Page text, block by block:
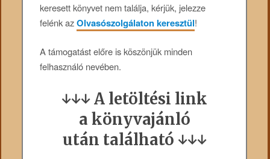
keresett könyvet nem találja, kérjük, jelezze
felénk azOlvasószolgálaton keresztül!
A támogatást előre is köszönjük minden
felhasználó nevében.
↓↓↓ A letöltési link
a könyvajánló
után található ↓↓↓